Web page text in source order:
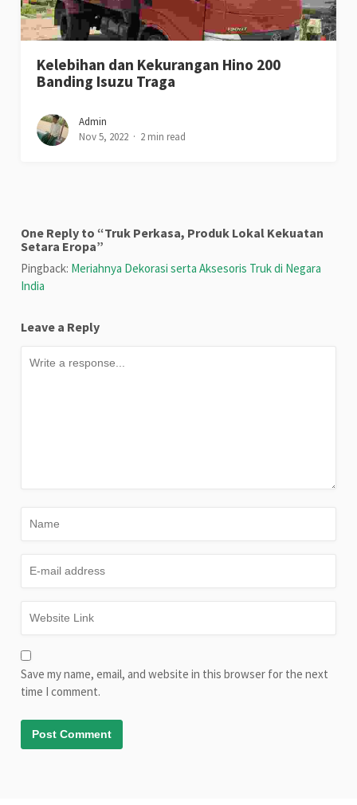
Kelebihan dan Kekurangan Hino 200
Banding Isuzu Traga
Admin
Nov 5, 2022
2 min read
One Reply to “Truk Perkasa, Produk Lokal Kekuatan
Setara Eropa”
Pingback: Meriahnya Dekorasi serta Aksesoris Truk di Negara
India
Leave a Reply
Save my name, email, and website in this browser for the next
time I comment.